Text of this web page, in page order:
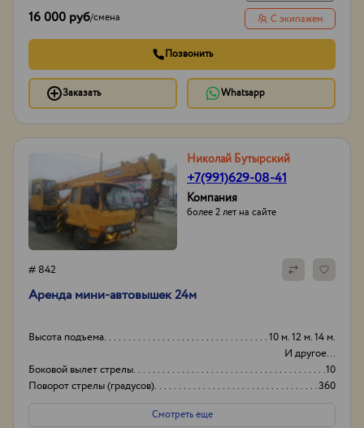
16 000 руб/смена С экипажем
Позвонить
Заказать Whatsapp
Николай Бутырский
+7(991)629-08-41
Компания
более 2 лет на сайте
# 842
Аренда мини-автовышек 24м
Высота подъема
10 м. 12 м. 14 м.
И другое...
Боковой вылет стрелы
10
Поворот стрелы (градусов)
360
Грузоподьемность корзины:
250
Смотреть еще